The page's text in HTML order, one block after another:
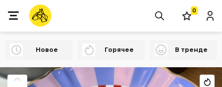
0
Новое Горячее В тренде